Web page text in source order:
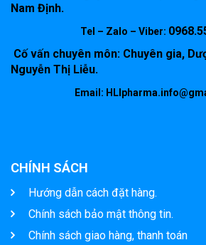
Nam Định.
Tel – Zalo – Viber:
Cố vấn chuyên môn: Chuyên gia,
Nguyễn Thị Liễu.
Email:
CHÍNH SÁCH
Hướng dẫn cách đặt hàng.
Chính sách bảo mật thông tin.
Chính sách giao hàng, thanh toán